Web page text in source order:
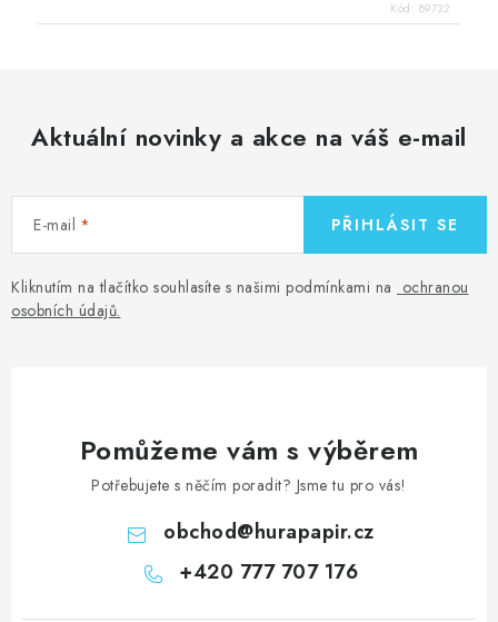
Kód: 89732
Aktuální novinky a akce na váš e-mail
E-mail
Kliknutím na tlačítko souhlasíte s našimi podmínkami na ochranou
osobních údajů.
PŘIHLÁSIT SE
Pomůžeme vám s výběrem
Potřebujete s něčím poradit? Jsme tu pro vás!
obchod@hurapapir.cz
+420 777 707 176